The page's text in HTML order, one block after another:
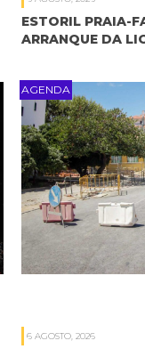
ESTORIL PRAIA-
ARRANQUE DA
AGENDA
6 AGOSTO, 2026